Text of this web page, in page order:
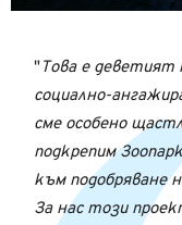
Това е деветият
социално-
сме особено
подкрепим
към подобряване
За нас този